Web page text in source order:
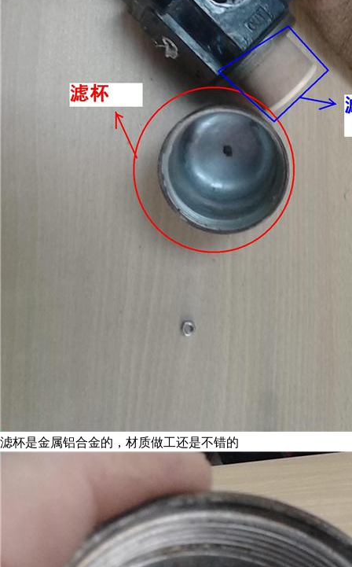
滤杯是金属铝合金的，材质做工还是不错的